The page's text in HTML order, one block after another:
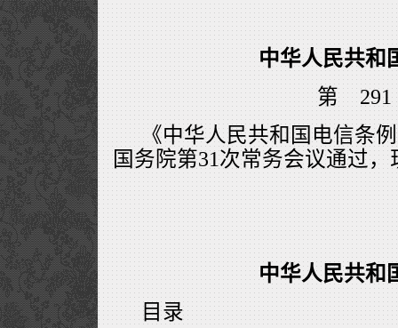
中华人民共和
第
《中华人民共和国电信条
国务院第31次常务会议通过
中华人民共和
目录